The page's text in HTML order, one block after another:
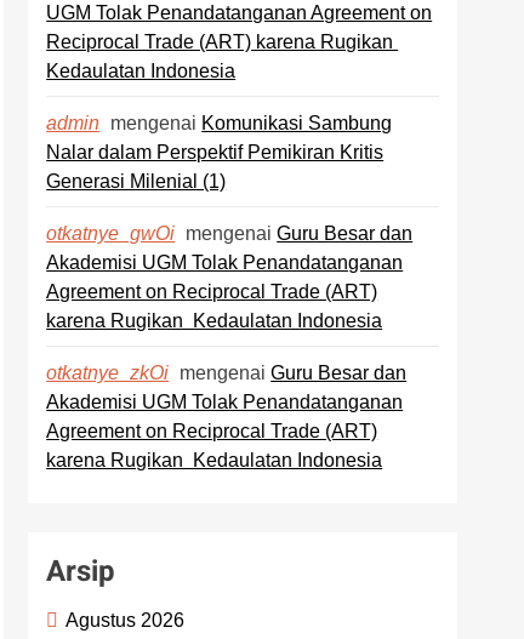
UGM Tolak Penandatanganan Agreement on
Reciprocal Trade (ART) karena Rugikan
Kedaulatan Indonesia
admin mengenai Komunikasi Sambung
Nalar dalam Perspektif Pemikiran Kritis
Generasi Milenial (1)
otkatnye_gwOi mengenaiGuru Besar dan
Akademisi UGM Tolak Penandatanganan
Agreement on Reciprocal Trade (ART)
karena Rugikan Kedaulatan Indonesia
otkatnye_zkOi mengenaiGuru Besar dan
Akademisi UGM Tolak Penandatanganan
Agreement on Reciprocal Trade (ART)
karena Rugikan Kedaulatan Indonesia
Arsip
Agustus 2026